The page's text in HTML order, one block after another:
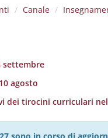
Canale
settembre
agosto
dei tirocini curriculari nel